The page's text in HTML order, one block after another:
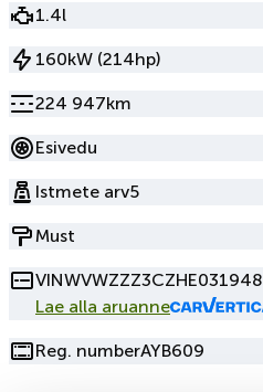
1.4l
160kW (214hp)
224 947km
Esivedu
Istmete arv5
Must
VINWVWZZZ3CZHE031948
Lae alla aruanne
Reg. numberAYB609